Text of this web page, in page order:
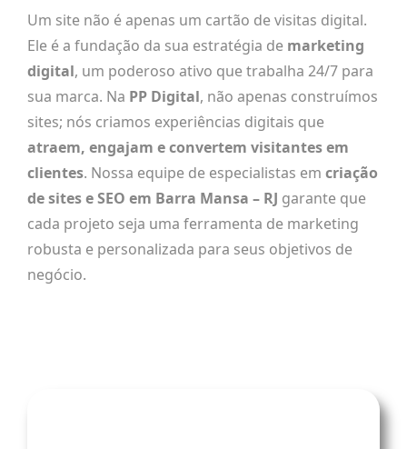
Um site não é apenas um cartão de visitas digital.
Ele é a fundação da sua estratégia de marketing
digital, um poderoso ativo que trabalha 24/7 para
sua marca. Na PP Digital, não apenas construímos
sites; nós criamos experiências digitais que
atraem, engajam e convertem visitantes em
clientes. Nossa equipe de especialistas em criação
de sites e SEO em Barra Mansa – RJ garante que
cada projeto seja uma ferramenta de marketing
robusta e personalizada para seus objetivos de
negócio.